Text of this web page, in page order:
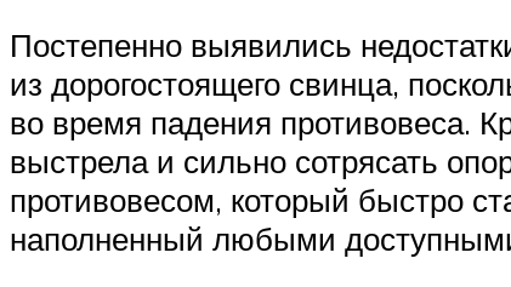
Постепенно выявились
из дорогостоящего свинца,
во время падения противовеса.
выстрела и сильно сотрясать
противовесом, который быстро
наполненный любыми